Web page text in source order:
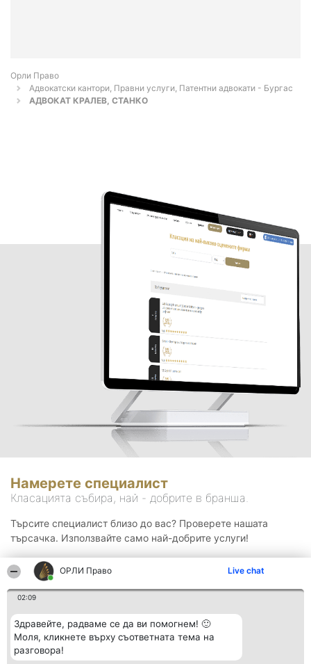
ОРЛИ Право Live chat
02:09
Здравейте, радваме се да ви помогнем! 🙂
Моля, кликнете върху съответната тема на
разговора!
Орли Право
Адвокатски кантори, Правни услуги, Патентни адвокати - Бургас
АДВОКАТ КРАЛЕВ, СТАНКО
Намерете специалист
Класацията събира, най - добрите в бранша.
Търсите специалист близо до вас? Проверете нашата
търсачка. Използвайте само най-добрите услуги!